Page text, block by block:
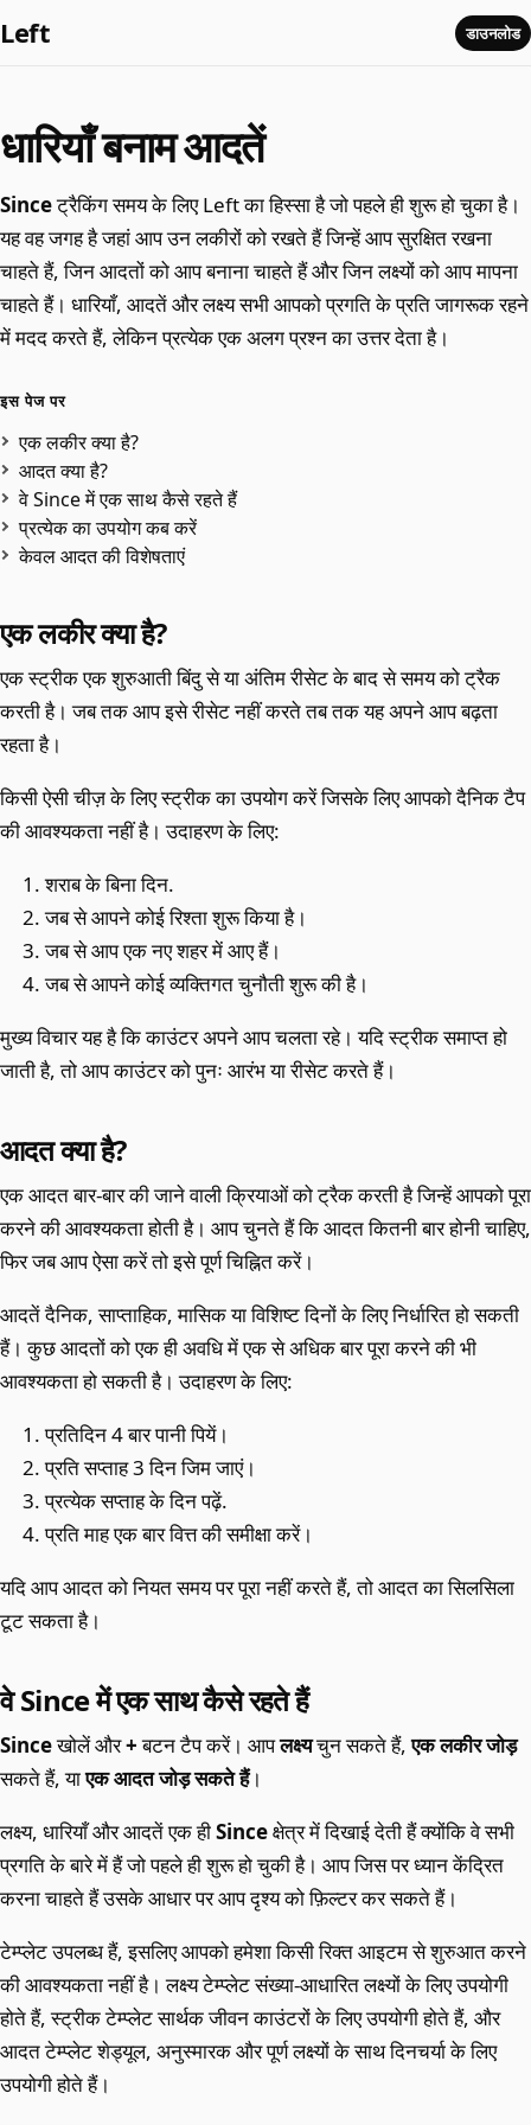
Left डाउनलोड
धारियाँ बनाम आदतें
Sinceट्रैकिंग समय के लिए Left का हिस्सा है जो पहले ही शुरू हो चुका है।
यह वह जगह है जहां आप उन लकीरों को रखते हैं जिन्हें आप सुरक्षित रखना
चाहते हैं, जिन आदतों को आप बनाना चाहते हैं और जिन लक्ष्यों को आप मापना
चाहते हैं। धारियाँ, आदतें और लक्ष्य सभी आपको प्रगति के प्रति जागरूक रहने
में मदद करते हैं, लेकिन प्रत्येक एक अलग प्रश्न का उत्तर देता है।
इस पेज पर
एक लकीर क्या है?
आदत क्या है?
वे Since में एक साथ कैसे रहते हैं
प्रत्येक का उपयोग कब करें
केवल आदत की विशेषताएं
एक लकीर क्या है?
एक स्ट्रीक एक शुरुआती बिंदु से या अंतिम रीसेट के बाद से समय को ट्रैक
करती है। जब तक आप इसे रीसेट नहीं करते तब तक यह अपने आप बढ़ता
रहता है।
किसी ऐसी चीज़ के लिए स्ट्रीक का उपयोग करें जिसके लिए आपको दैनिक टैप
की आवश्यकता नहीं है। उदाहरण के लिए:
शराब के बिना दिन.
जब से आपने कोई रिश्ता शुरू किया है।
जब से आप एक नए शहर में आए हैं।
जब से आपने कोई व्यक्तिगत चुनौती शुरू की है।
मुख्य विचार यह है कि काउंटर अपने आप चलता रहे। यदि स्ट्रीक समाप्त हो
जाती है, तो आप काउंटर को पुनः आरंभ या रीसेट करते हैं।
आदत क्या है?
एक आदत बार-बार की जाने वाली क्रियाओं को ट्रैक करती है जिन्हें आपको पूरा
करने की आवश्यकता होती है। आप चुनते हैं कि आदत कितनी बार होनी चाहिए,
फिर जब आप ऐसा करें तो इसे पूर्ण चिह्नित करें।
आदतें दैनिक, साप्ताहिक, मासिक या विशिष्ट दिनों के लिए निर्धारित हो सकती
हैं। कुछ आदतों को एक ही अवधि में एक से अधिक बार पूरा करने की भी
आवश्यकता हो सकती है। उदाहरण के लिए:
प्रतिदिन 4 बार पानी पियें।
प्रति सप्ताह 3 दिन जिम जाएं।
प्रत्येक सप्ताह के दिन पढ़ें.
प्रति माह एक बार वित्त की समीक्षा करें।
यदि आप आदत को नियत समय पर पूरा नहीं करते हैं, तो आदत का सिलसिला
टूट सकता है।
वे Since में एक साथ कैसे रहते हैं
Sinceखोलें और+बटन टैप करें। आपलक्ष्यचुन सकते हैं,एक लकीर जोड़
सकते हैं, याएक आदत जोड़ सकते हैं।
लक्ष्य, धारियाँ और आदतें एक हीSinceक्षेत्र में दिखाई देती हैं क्योंकि वे सभी
प्रगति के बारे में हैं जो पहले ही शुरू हो चुकी है। आप जिस पर ध्यान केंद्रित
करना चाहते हैं उसके आधार पर आप दृश्य को फ़िल्टर कर सकते हैं।
टेम्प्लेट उपलब्ध हैं, इसलिए आपको हमेशा किसी रिक्त आइटम से शुरुआत करने
की आवश्यकता नहीं है। लक्ष्य टेम्प्लेट संख्या-आधारित लक्ष्यों के लिए उपयोगी
होते हैं, स्ट्रीक टेम्प्लेट सार्थक जीवन काउंटरों के लिए उपयोगी होते हैं, और
आदत टेम्प्लेट शेड्यूल, अनुस्मारक और पूर्ण लक्ष्यों के साथ दिनचर्या के लिए
उपयोगी होते हैं।